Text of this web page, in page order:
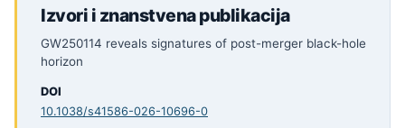
Izvori i znanstvena publikacija
GW250114 reveals signatures of post-merger black-hole
horizon
DOI
10.1038/s41586-026-10696-0